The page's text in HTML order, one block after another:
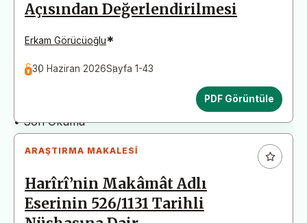
Yayın İnceleme Süreci (Yaklaşık 130 Gün)
• Editör İncelemesi
• Şekilsel ve Etik Ön İnceleme
• Son Okuma
Açısından Değerlendirilmesi
Erkam Görücüoğlu*
30 Haziran 2026Sayfa 1-43
PDF Görüntüle
ARAŞTIRMA MAKALESI
Harîrî’nin Makâmât Adlı
Eserinin 526/1131 Tarihli